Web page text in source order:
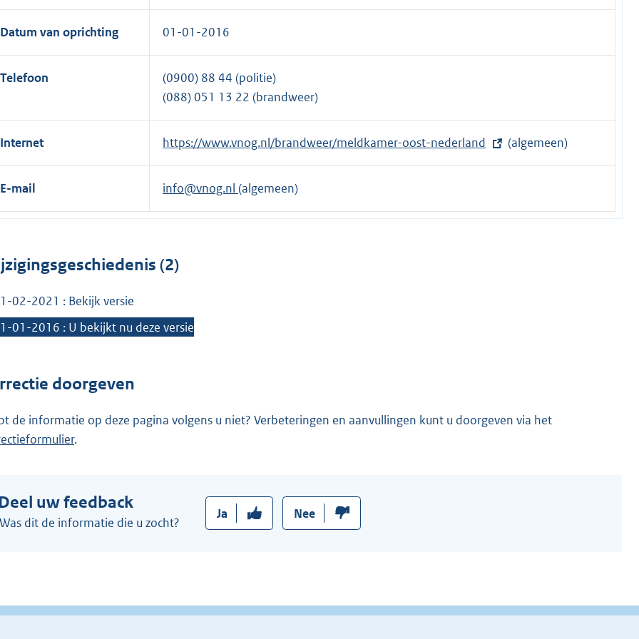
Datum van oprichting 01-01-2016
Telefoon
(0900) 88 44 (politie)
(088) 051 13 22 (brandweer)
Internet
E
x
t
r
e
l
n
k
https://www.vnog.nl/brandweer/meldkamer-oost-nederland (algemeen)
E-mail info@vnog.nl (algemeen)
(2)
02-2021 : Bekijk versie
01-2016 : U bekijkt nu deze versie
doorgeven
de informatie op deze pagina volgens u niet? Verbeteringen en aanvullingen kunt u doorgeven via het
.
uw feedback
Was dit de informatie die u zocht?
Ja Nee